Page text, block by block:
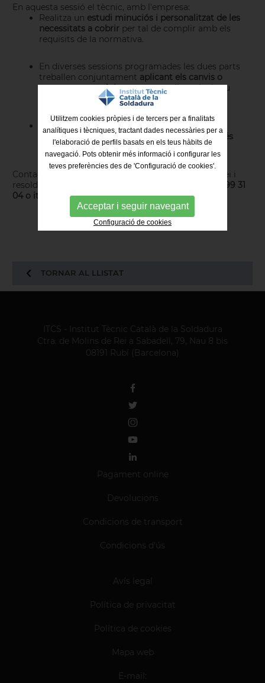
En aquesta sessió el tècnic, amb l'empresa:
Realitza un estudi minuciós i personalitzat de les
necessitats a cobrir per tal de complir amb els
requisits de la normativa.
En diverses sessions programades les dues parts
treballen conjuntament aplicant els canvis o
novetats necessàriesper a complir amb el seu
Un cop realitzades les modificacions es passa
unaauditoria per a confirmar que l'empresa és
apta per obtenir o renovar la certificació.
Contacta amb nosaltres per a accedir a aquest servei i
resoldre tots els dubtes que puguis tenir:
(+34) 936 99 31
04 o itcs@itcsoldadura.org.
TORNAR AL LLISTAT
ITCS - Institut Tècnic Català de la Soldadura
Ctra. de Molins de Rei a Sabadell, 79, Nau 8 bis
08191 Rubí (Barcelona)
Pagament online
Devolucions
Condicions de transport
Condicions d'ús
Avís legal
Política de privacitat
Política de cookies
Mapa web
E-mail:
Utilitzem cookies pròpies i de tercers per a finalitats
analítiques i tècniques, tractant dades necessàries per a
l'elaboració de perfils basats en els teus hàbits de
navegació. Pots obtenir més informació i configurar les
teves preferències des de 'Configuració de cookies'.
Acceptar i seguir navegant
Configuració de cookies